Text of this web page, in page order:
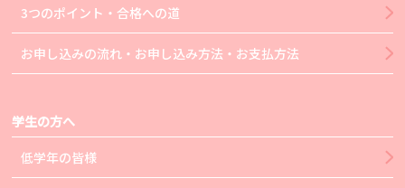
3つのポイント・合格への道
お申し込みの流れ・お申し込み方法・お支払方法
学生の方へ
低学年の皆様